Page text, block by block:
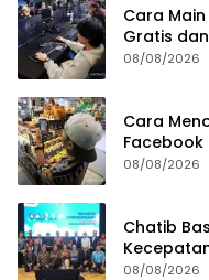
Cara
Gratis
08/08/2026
Cara
Facebook
08/08/2026
Chatib
08/08/2026